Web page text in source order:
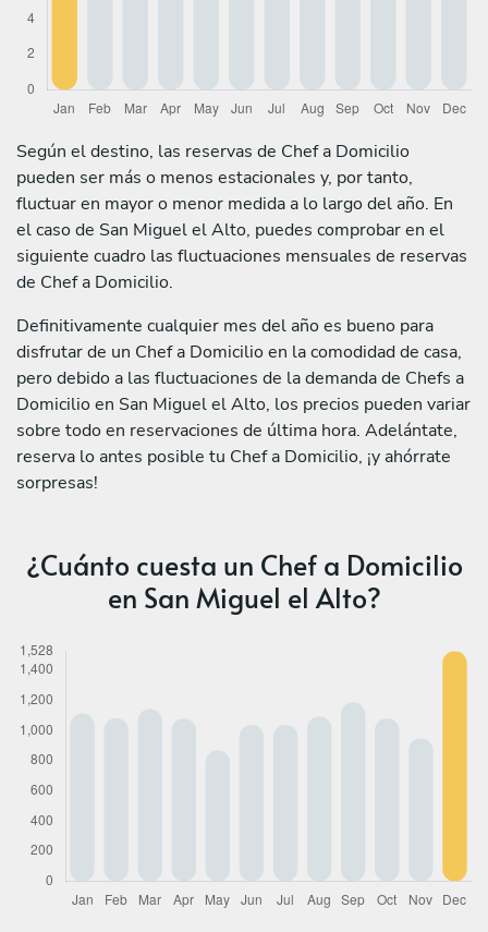
Según el destino, las reservas de Chef a Domicilio
pueden ser más o menos estacionales y, por tanto,
fluctuar en mayor o menor medida a lo largo del año. En
el caso de San Miguel el Alto, puedes comprobar en el
siguiente cuadro las fluctuaciones mensuales de reservas
de Chef a Domicilio.
Definitivamente cualquier mes del año es bueno para
disfrutar de un Chef a Domicilio en la comodidad de casa,
pero debido a las fluctuaciones de la demanda de Chefs a
Domicilio en San Miguel el Alto, los precios pueden variar
sobre todo en reservaciones de última hora. Adelántate,
reserva lo antes posible tu Chef a Domicilio, ¡y ahórrate
sorpresas!
¿Cuánto cuesta un Chef a Domicilio
en San Miguel el Alto?